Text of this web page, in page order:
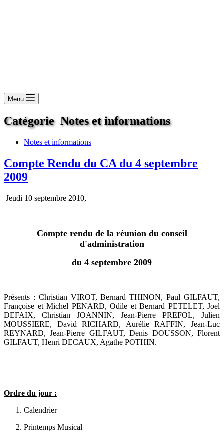
Menu
Catégorie Notes et informations
Notes et informations
Compte Rendu du CA du 4 septembre
2009
Jeudi 10 septembre 2010,
Compte rendu de la réunion du conseil
d'administration
du 4 septembre 2009
Présents : Christian VIROT, Bernard THINON, Paul GILFAUT,
Françoise et Michel PENARD, Odile et Bernard PETELET, Joel
DEFAIX, Christian JOANNIN, Jean-Pierre PREFOL, Julien
MOUSSIERE, David RICHARD, Aurélie RAFFIN, Jean-Luc
REYNARD, Jean-Pierre GILFAUT, Denis DOUSSON, Florent
GILFAUT, Henri DECAUX, Agathe POTHIN.
Ordre du jour :
Calendrier
Printemps Musical